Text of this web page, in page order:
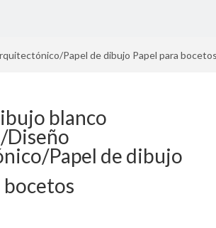
Papel de dibujo Papel para bocetos
blanco
Diseño
Papel de dibujo
bocetos